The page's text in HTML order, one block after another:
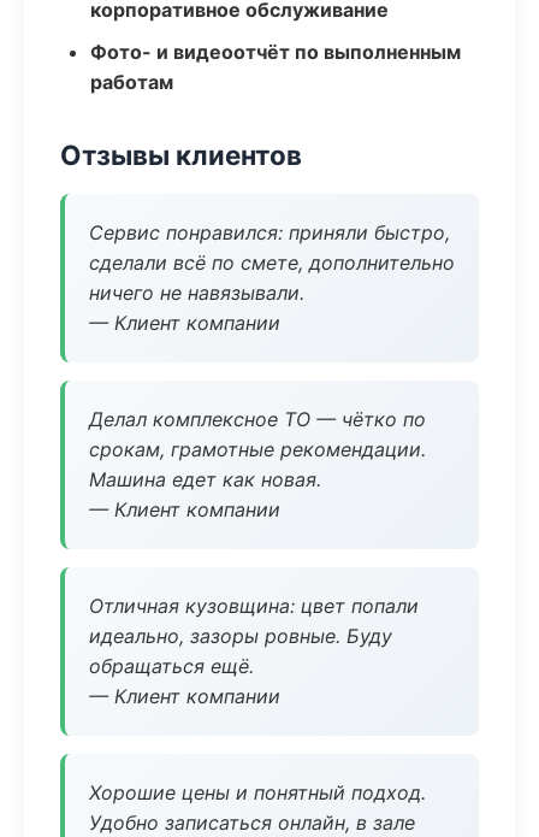
корпоративное обслуживание
Фото- и видеоотчёт по выполненным
работам
Отзывы клиентов
Сервис понравился: приняли быстро,
сделали всё по смете, дополнительно
ничего не навязывали.
— Клиент компании
Делал комплексное ТО — чётко по
срокам, грамотные рекомендации.
Машина едет как новая.
— Клиент компании
Отличная кузовщина: цвет попали
идеально, зазоры ровные. Буду
обращаться ещё.
— Клиент компании
Хорошие цены и понятный подход.
Удобно записаться онлайн, в зале